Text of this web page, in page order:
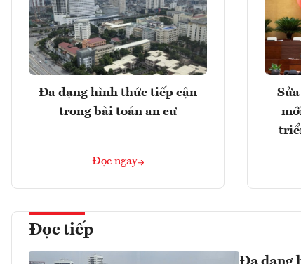
Đa dạng hình thức tiếp cận
trong bài toán an cư
Đọc ngay
Đọc tiếp